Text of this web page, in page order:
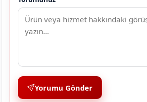
Yorumu Gönder